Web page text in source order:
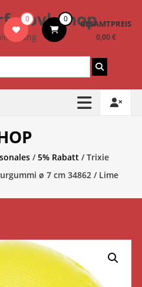
– bvl-Shop
Lang
0 0 GESAMTPREIS
0,00 €
/5% Rabatt / Trixie
ø 7 cm 34862 / Lime